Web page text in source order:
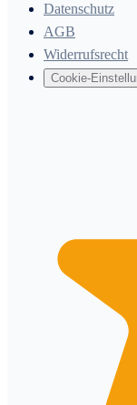
Datenschutz
AGB
Widerrufsrecht
Cookie-